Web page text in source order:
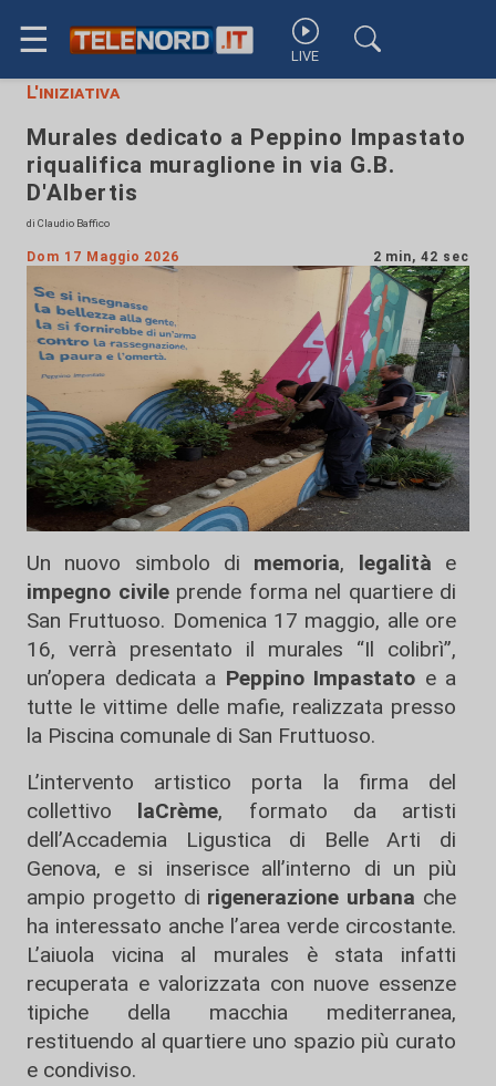
☰ LIVE
L'iniziativa
Murales dedicato a Peppino Impastato
riqualifica muraglione in via G.B.
D'Albertis
di Claudio Baffico
Dom 17 Maggio 2026 2 min, 42 sec
Un nuovo simbolo di memoria, legalità e
impegno civileprende forma nel quartiere di
San Fruttuoso. Domenica 17 maggio, alle ore
16, verrà presentato il murales “Il colibrì”,
un’opera dedicata a Peppino Impastato e a
tutte le vittime delle mafie, realizzata presso
la Piscina comunale di San Fruttuoso.
L’intervento artistico porta la firma del
collettivo laCrème, formato da artisti
dell’Accademia Ligustica di Belle Arti di
Genova, e si inserisce all’interno di un più
ampio progetto di rigenerazione urbana che
ha interessato anche l’area verde circostante.
L’aiuola vicina al murales è stata infatti
recuperata e valorizzata con nuove essenze
tipiche della macchia mediterranea,
restituendo al quartiere uno spazio più curato
e condiviso.